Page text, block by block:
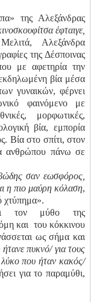
της Αλεξάνδρας
έφταιγε,
Αλεξάνδρα
της Δέσποινας
με αφετηρία την
βία μέσα
γυναικών, φέρνει
φαινόμενο με
μορφωτικές,
βία, εμπορία
Βία στο σπίτι, στον
ανθρώπου πάνω σε
σαν εωσφόρος,
η πιο μαύρη κόλαση,
χτύπημα».
τον μύθο της
και του κόκκινου
ως σήμα και
πυκνό/ για τους
λύκο που ήταν κακός/
για το παραμύθι,